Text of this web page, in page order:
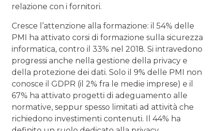
relazione con i fornitori.
Cresce l’attenzione alla formazione: il 54% delle
PMI ha attivato corsi di formazione sulla sicurezza
informatica, contro il 33% nel 2018. Si intravedono
progressi anche nella gestione della privacy e
della protezione dei dati. Solo il 9% delle PMI non
conosce il GDPR (il 2% fra le medie imprese) e il
67% ha attivato progetti di adeguamento alle
normative, seppur spesso limitati ad attività che
richiedono investimenti contenuti. Il 44% ha